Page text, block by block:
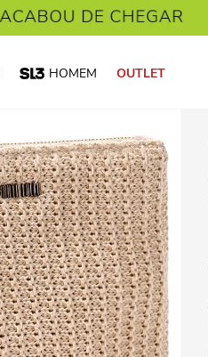
HOMEM OUTLET